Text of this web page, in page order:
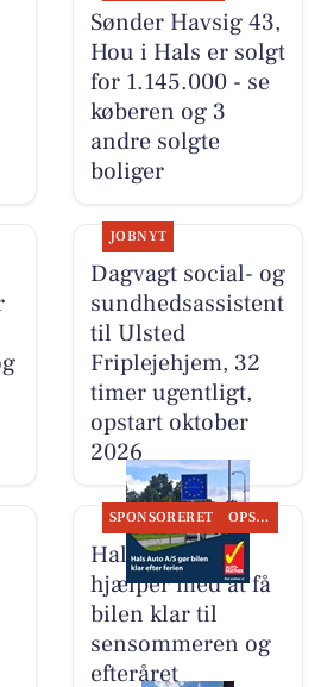
Sønder Havsig 43,
Hou i Hals er solgt
for 1.145.000 - se
køberen og 3
andre solgte
boliger
JOBNYT
Dagvagt social- og
sundhedsassistent
til Ulsted
Friplejehjem, 32
timer ugentligt,
opstart oktober
2026
SPONSORERET OPSLAGSTAVLEN
Hals Auto A/S
hjælper med at få
bilen klar til
sensommeren og
efteråret